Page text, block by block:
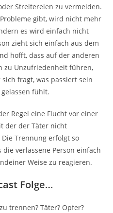
Streitereien zu vermeiden.
gibt, wird nicht mehr
es wird einfach nicht
zieht sich einfach aus dem
hofft, dass auf der anderen
zu Unzufriedenheit führen,
fragt, was passiert sein
fühlt.
Regel eine Flucht vor einer
der der Täter nicht
Trennung erfolgt so
verlassene Person einfach
Weise zu reagieren.
Folge…
trennen? Täter? Opfer?